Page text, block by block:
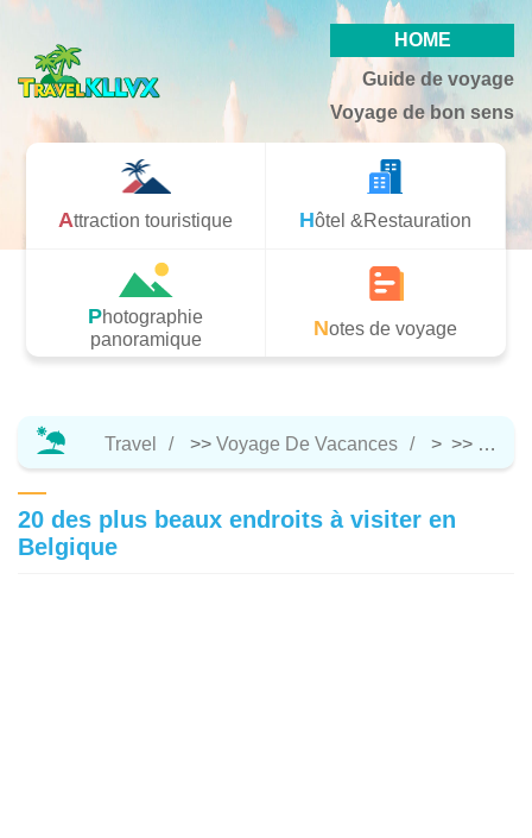
HOME
Guide de voyage
Voyage de bon sens
Attraction touristique Hôtel &Restauration
Photographie
panoramique
Notes de voyage
Travel >> Voyage De Vacances > >>
20 des plus beaux endroits à visiter en
Belgique